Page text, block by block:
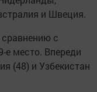
и Швеция.
с
е место. Впереди
(48) и Узбекистан